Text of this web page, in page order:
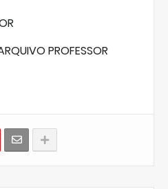
PROFESSOR